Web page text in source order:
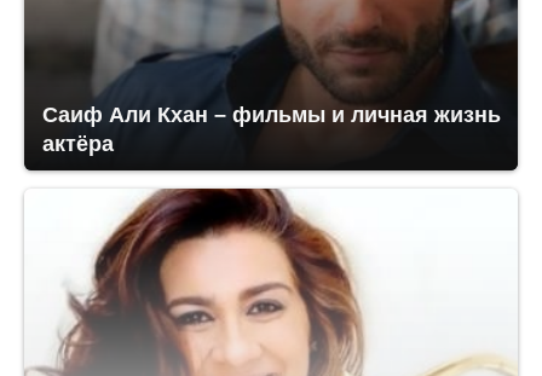
Саиф Али Кхан – фильмы и личная жизнь
актёра